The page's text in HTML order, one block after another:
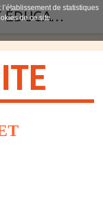
ITE
de statistiques
de ce site.ACTION SOCIALE ET ÉDUCATIVE